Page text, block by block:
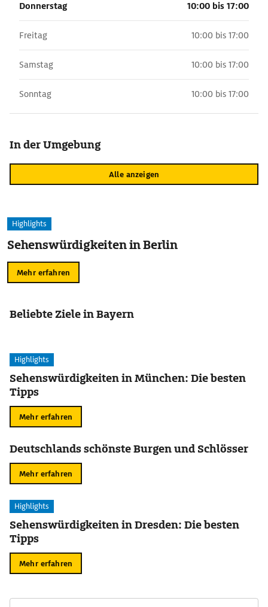
Donnerstag 10:00 bis 17:00
Freitag 10:00 bis 17:00
Samstag 10:00 bis 17:00
Sonntag 10:00 bis 17:00
In der Umgebung
Alle anzeigen
Highlights
Sehenswürdigkeiten in Berlin
Mehr erfahren
Beliebte Ziele in Bayern
Highlights
Sehenswürdigkeiten in München: Die besten
Tipps
Mehr erfahren
Deutschlands schönste Burgen und Schlösser
Mehr erfahren
Highlights
Sehenswürdigkeiten in Dresden: Die besten
Tipps
Mehr erfahren